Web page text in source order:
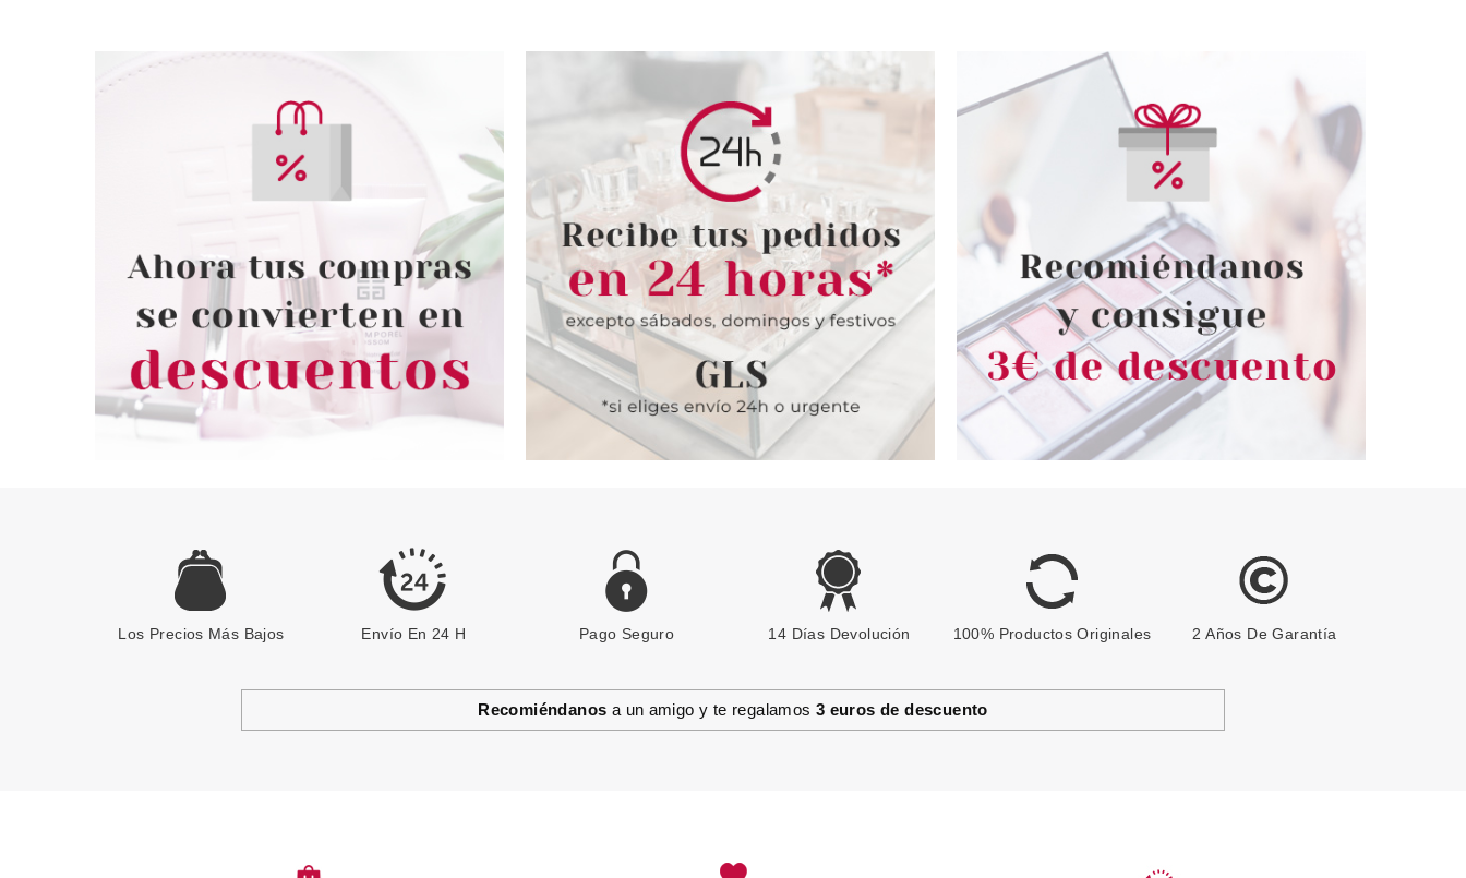
Los Precios Más Bajos Envío En 24 H Pago Seguro 14 Días Devolución 100% Productos Originales 2 Años De Garantía
Recomiéndanos a un amigo y te regalamos 3 euros de descuento